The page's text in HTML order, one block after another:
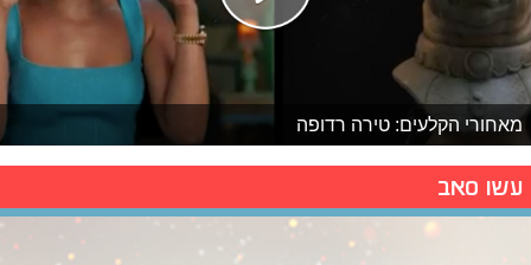
מאחורי הקלעים: טירה רדופה
עשו סאב